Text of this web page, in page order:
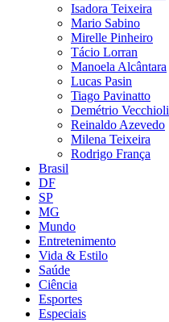
Isadora Teixeira
Mario Sabino
Mirelle Pinheiro
Tácio Lorran
Manoela Alcântara
Lucas Pasin
Tiago Pavinatto
Demétrio Vecchioli
Reinaldo Azevedo
Milena Teixeira
Rodrigo França
Brasil
DF
SP
MG
Mundo
Entretenimento
Vida & Estilo
Saúde
Ciência
Esportes
Especiais